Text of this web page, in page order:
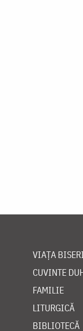
VIAȚA
CUVINTE
FAMILIE
LITURGICĂ
BIBLIOTECĂ